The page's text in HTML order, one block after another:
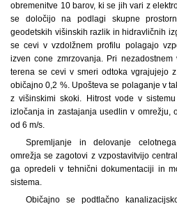
obremenitve 10 barov, ki se jih vari z
se določijo na podlagi skupne
geodetskih višinskih razlik in hidravličnih
se cevi v vzdolžnem profilu polagajo
izven cone zmrzovanja. Pri
terena se cevi v smeri odtoka vgrajujejo
običajno 0,2 %. Upošteva se polaganje v
z višinskimi skoki. Hitrost vode v
izločanja in zastajanja usedlin v omrežju,
od 6 m/s.
Spremljanje in delovanje
omrežja se zagotovi z vzpostavitvijo
ga opredeli v tehnični dokumentaciji in
sistema.
Običajno se podtlačno